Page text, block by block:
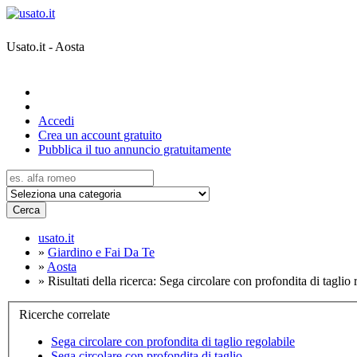
Usato.it - Aosta
Accedi
Crea un account gratuito
Pubblica il tuo annuncio gratuitamente
Cerca
usato.it
» Giardino e Fai Da Te
» Aosta
» Risultati della ricerca: Sega circolare con profondita di taglio
Ricerche correlate
Sega circolare con profondita di taglio regolabile